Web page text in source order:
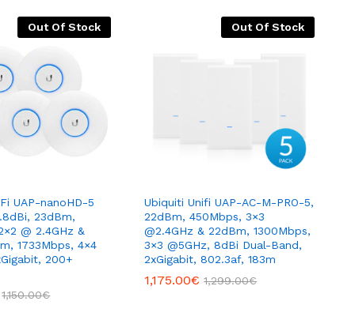
Out Of Stock
UAP-nanoHD-5
23dBm,
@ 2.4GHz &
1733Mbps, 4×4
200+
1,150.00€
Out Of Stock
Ubiquiti Unifi UAP-AC-M-PRO-5,
22dBm, 450Mbps, 3×3
@2.4GHz & 22dBm, 1300Mbps,
3×3 @5GHz, 8dBi Dual-Band,
2xGigabit, 802.3af, 183m
1,175.00€ 1,299.00€